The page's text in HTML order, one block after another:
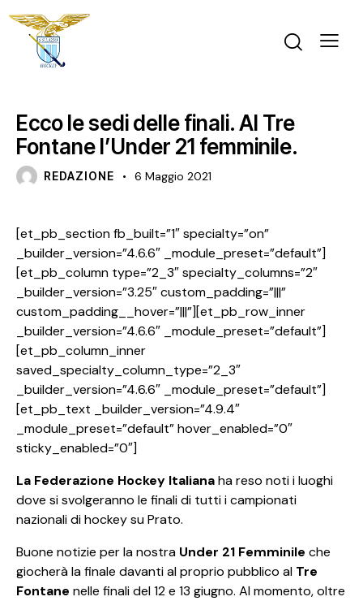
Ecco le sedi delle finali. Al Tre
Fontane l’Under 21 femminile.
REDAZIONE 6 Maggio 2021
[et_pb_section fb_built=”1″ specialty=”on”
_builder_version=”4.6.6″ _module_preset=”default”]
[et_pb_column type=”2_3″ specialty_columns=”2″
_builder_version=”3.25″ custom_padding=”|||”
custom_padding__hover=”|||”][et_pb_row_inner
_builder_version=”4.6.6″ _module_preset=”default”]
[et_pb_column_inner
saved_specialty_column_type=”2_3″
_builder_version=”4.6.6″ _module_preset=”default”]
[et_pb_text _builder_version=”4.9.4″
_module_preset=”default” hover_enabled=”0″
sticky_enabled=”0″]
La Federazione Hockey Italianaha reso noti i luoghi
dove si svolgeranno le finali di tutti i campionati
nazionali di hockey su Prato.
Buone notizie per la nostra Under 21 Femminile che
giocherà la finale davanti al proprio pubblico al Tre
Fontane nelle finali del 12 e 13 giugno. Al momento, oltre